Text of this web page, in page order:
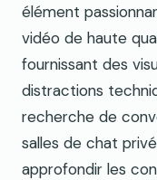
élément
vidéo de haute
fournissant des
distractions
recherche de
salles de chat
approfondir les